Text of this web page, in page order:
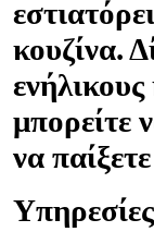
κουζίνα.
μπορείτε
να